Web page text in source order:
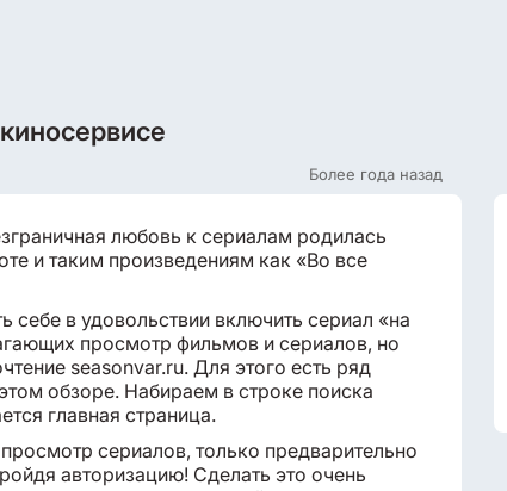
Более года назад
любовь к сериалам родилась
и таким произведениям как «Во все
себе в удовольствии включить сериал «на
просмотр фильмов и сериалов, но
seasonvar.ru. Для этого есть ряд
обзоре. Набираем в строке поиска
главная страница.
сериалов, только предварительно
авторизацию! Сделать это очень